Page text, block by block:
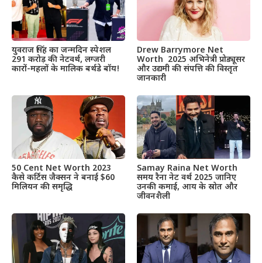
युवराज सिंह का जन्मदिन स्पेशल
291 करोड़ की नेटवर्थ, लग्जरी
कारों-महलों के मालिक बर्थडे बॉय!
Drew Barrymore Net
Worth 2025 अभिनेत्री प्रोड्यूसर
और उद्यमी की संपत्ति की विस्तृत
जानकारी
50 Cent Net Worth 2023
कैसे कर्टिस जैक्सन ने बनाई $60
मिलियन की समृद्धि
Samay Raina Net Worth
समय रैना नेट वर्थ 2025 जानिए
उनकी कमाई, आय के स्रोत और
जीवनशैली